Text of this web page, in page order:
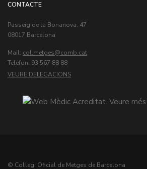
CONTACTE
Passeig de la Bonanova, 47
08017 Barcelona
Mail: col.metges
Teléfon: 93 567 88 88
VEURE DELEGACIONS
© Col·legi Oficial de Metges de Barcelona